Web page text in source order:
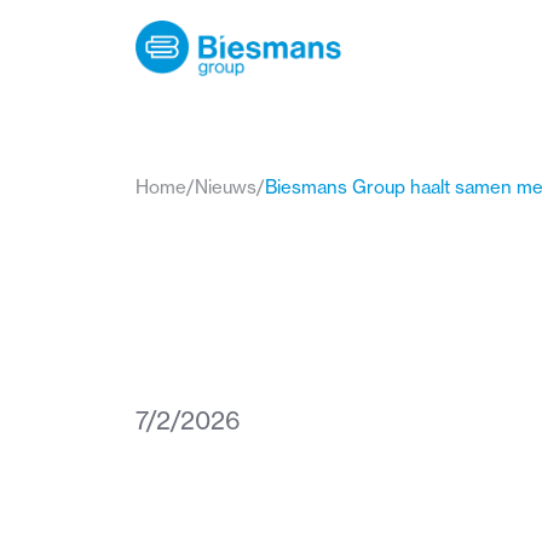
Home/Nieuws/
7/2/2026